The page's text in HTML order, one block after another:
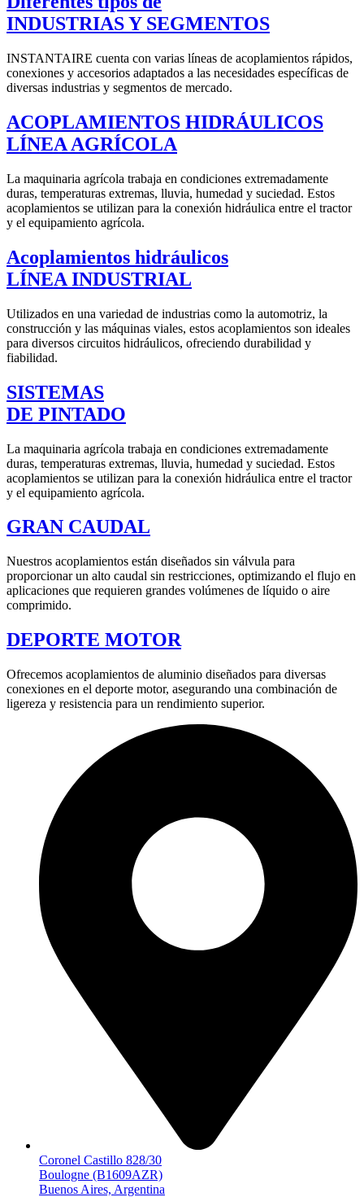
INDUSTRIAS Y SEGMENTOS
INSTANTAIRE cuenta con varias líneas de acoplamientos rápidos,
conexiones y accesorios adaptados a las necesidades específicas de
diversas industrias y segmentos de mercado.
ACOPLAMIENTOS HIDRÁULICOS
LÍNEA AGRÍCOLA
La maquinaria agrícola trabaja en condiciones extremadamente
duras, temperaturas extremas, lluvia, humedad y suciedad. Estos
acoplamientos se utilizan para la conexión hidráulica entre el tractor
y el equipamiento agrícola.
Acoplamientos hidráulicos
LÍNEA INDUSTRIAL
Utilizados en una variedad de industrias como la automotriz, la
construcción y las máquinas viales, estos acoplamientos son ideales
para diversos circuitos hidráulicos, ofreciendo durabilidad y
fiabilidad.
SISTEMAS
DE PINTADO
La maquinaria agrícola trabaja en condiciones extremadamente
duras, temperaturas extremas, lluvia, humedad y suciedad. Estos
acoplamientos se utilizan para la conexión hidráulica entre el tractor
y el equipamiento agrícola.
GRAN CAUDAL
Nuestros acoplamientos están diseñados sin válvula para
proporcionar un alto caudal sin restricciones, optimizando el flujo en
aplicaciones que requieren grandes volúmenes de líquido o aire
comprimido.
DEPORTE MOTOR
Ofrecemos acoplamientos de aluminio diseñados para diversas
conexiones en el deporte motor, asegurando una combinación de
ligereza y resistencia para un rendimiento superior.
Coronel Castillo 828/30
Boulogne (B1609AZR)
Buenos Aires, Argentina